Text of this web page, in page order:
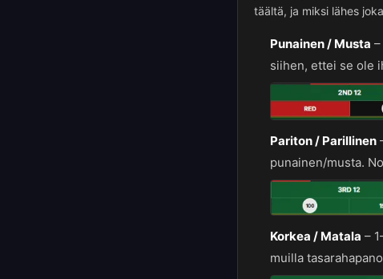
täältä, ja miksi lähes
Punainen / Musta –
siihen, ettei se ole
Pariton / Parillinen
punainen/musta.
Korkea / Matala –
muilla